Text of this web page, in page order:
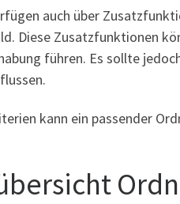
auch über
Diese Zusatzfunktionen
führen. Es sollte
kann ein passender